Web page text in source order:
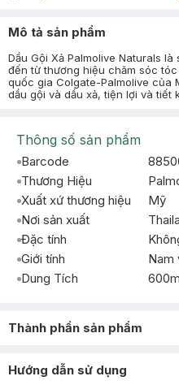
Mô tả sản phẩm
Dầu Gội Xả Palmolive Naturals
đến từ thương hiệu chăm sóc
quốc gia Colgate-Palmolive của
dầu gội và dầu xả, tiện lợi và tiết
Thông số sản phẩm
Barcode
Thương Hiệu
Xuất xứ thương hiệu
Mỹ
Nơi sản xuất
Đặc tính
Giới tính
Nam
Dung Tích
Thành phần sản phẩm
Hướng dẫn sử dụng